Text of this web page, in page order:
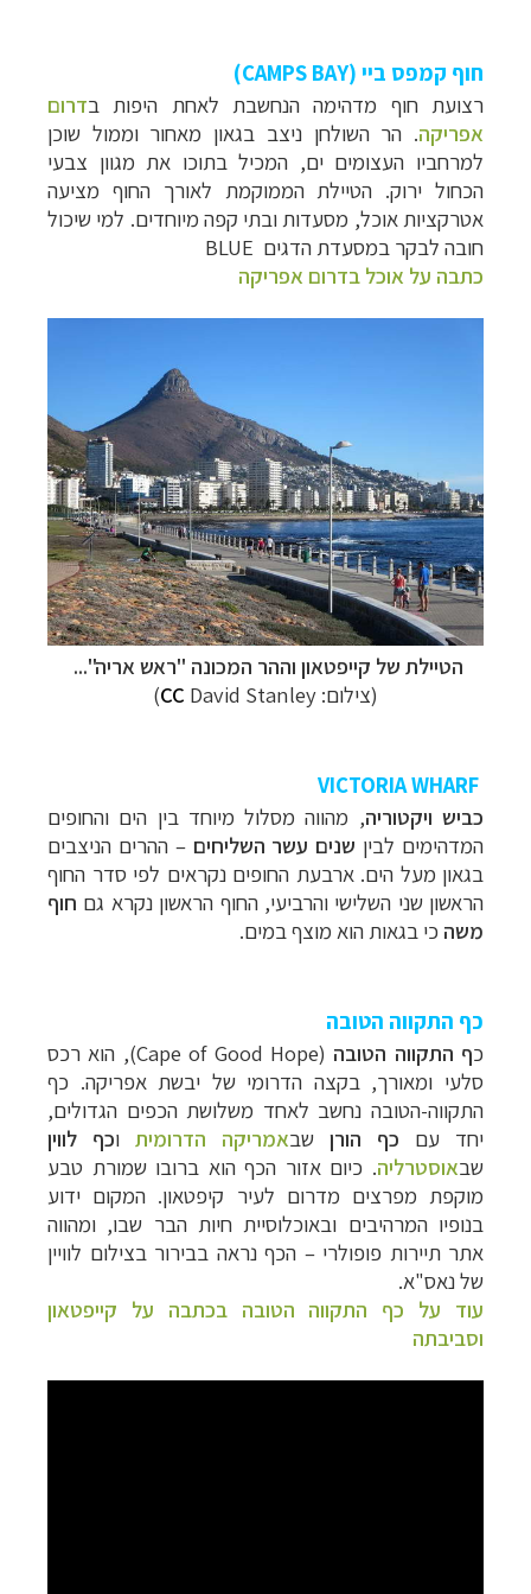
חוף קמפס ביי (CAMPS BAY)
רצועת חוף מדהימה הנחשבת לאחת היפות בדרום
אפריקה. הר השולחן ניצב בגאון מאחור וממול שוכן
למרחביו העצומים ים, המכיל בתוכו את מגוון צבעי
הכחול ירוק. הטיילת הממוקמת לאורך החוף מציעה
אטרקציות אוכל, מסעדות ובתי קפה מיוחדים. למי שיכול
חובה לבקר במסעדת הדגים BLUE
כתבה על אוכל בדרום אפריקה
הטיילת של קייפטאון וההר המכונה "ראש אריה"...
(צילום:
CC David Stanley)
כביש ויקטוריה, מהווה מסלול מיוחד בין הים והחופים
המדהימים לבין שנים עשר השליחים –ההרים הניצבים
בגאון מעל הים. ארבעת החופים נקראים לפי סדר החוף
הראשון שני השלישי והרביעי, החוף הראשון נקרא גם חוף
משה כי בגאות הוא מוצף במים.
כף התקווה הטובה
כף התקווה הטובה (Cape of Good Hope),
הוא רכס
סלעי ומאורך, בקצה הדרומי של יבשת אפריקה. כף
התקווה-הטובה נחשב לאחד משלושת הכפים הגדולים,
יחד עם כף הורן שבאמריקה הדרומית וכף לווין
שבאוסטרליה. כיום אזור הכף הוא ברובו שמורת טבע
מוקפת מפרצים מדרום לעיר קיפטאון. המקום ידוע
בנופיו המרהיבים ובאוכלוסיית חיות הבר שבו, ומהווה
אתר תיירות פופולרי– הכף נראה בבירור בצילום לוויין
של נאס"א.
עוד על כף התקווה הטובה בכתבה על קייפטאון
וסביבתה